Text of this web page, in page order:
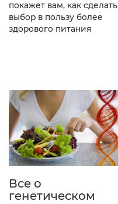
покажет вам, как сделать
выбор в пользу более
здорового питания
Все о
генетическом